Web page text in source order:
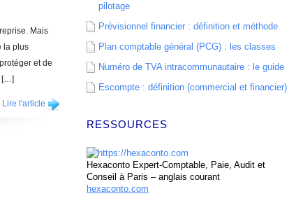
Mais
la plus
et de
[…]
Lire l'article
pilotage
Prévisionnel financier : définition et méthode
Plan comptable général (PCG) : les classes
Numéro de TVA intracommunautaire : le guide
Escompte : définition (commercial et financier)
RESSOURCES
Hexaconto Expert-Comptable, Paie, Audit et
Conseil à Paris – anglais courant
hexaconto.com